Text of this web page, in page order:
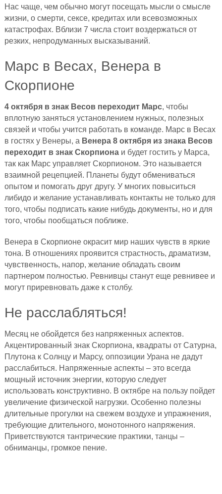
Нас чаще, чем обычно могут посещать мысли о смысле
жизни, о смерти, сексе, кредитах или всевозможных
катастрофах. Вблизи 7 числа стоит воздержаться от
резких, непродуманных высказываний.
Марс в Весах, Венера в
Скорпионе
4 октября в знак Весов переходит Марс, чтобы
вплотную заняться установлением нужных, полезных
связей и чтобы учится работать в команде. Марс в Весах
в гостях у Венеры, а Венера 8 октября из знака Весов
переходит в знак Скорпионаи будет гостить у Марса,
так как Марс управляет Скорпионом. Это называется
взаимной рецепцией. Планеты будут обмениваться
опытом и помогать друг другу. У многих повыситься
либидо и желание устанавливать контакты не только для
того, чтобы подписать какие нибудь документы, но и для
того, чтобы пообщаться поближе.
Венера в Скорпионе окрасит мир наших чувств в яркие
тона. В отношениях проявится страстность, драматизм,
чувственность, напор, желание обладать своим
партнером полностью. Ревнивцы станут еще ревнивее и
могут приревновать даже к столбу.
Не расслабляться!
Месяц не обойдется без напряженных аспектов.
Акцентированный знак Скорпиона, квадраты от Сатурна,
Плутона к Солнцу и Марсу, оппозиции Урана не дадут
расслабиться. Напряженные аспекты – это всегда
мощный источник энергии, которую следует
использовать конструктивно. В октябре на пользу пойдет
увеличение физической нагрузки. Особенно полезны
длительные прогулки на свежем воздухе и упражнения,
требующие длительного, монотонного напряжения.
Приветствуются тантрические практики, танцы –
обниманцы, громкое пение.